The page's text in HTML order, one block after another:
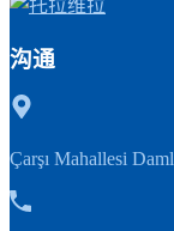
沟通
Çarşı Mahallesi